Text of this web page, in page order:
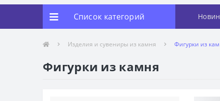
Список категорий
Изделия и сувениры из камня Фигурки из
Фигурки из камня